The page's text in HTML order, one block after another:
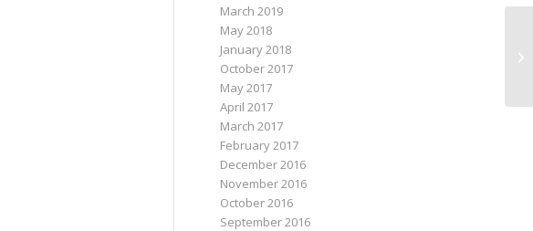
March 2019
May 2018
January 2018
October 2017
May 2017
April 2017
March 2017
February 2017
December 2016
November 2016
October 2016
September 2016